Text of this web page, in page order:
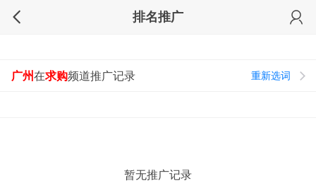
排名推广
重新选词
广州在求购频道推广记录
暂无推广记录